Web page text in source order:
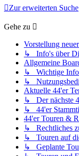
Zur erweiterten Suche
Gehe zu
Vorstellung
↳ Info's über
Allgemeine
↳ Wichtige
↳
Aktuelle 44'er
↳ Der nächste
↳ 44'er
44'er Touren &
↳ Rechtliches
↳ Touren auf
↳ Geplante